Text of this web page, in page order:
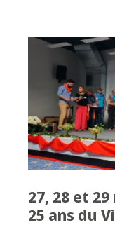
27, 28 et
25 ans du